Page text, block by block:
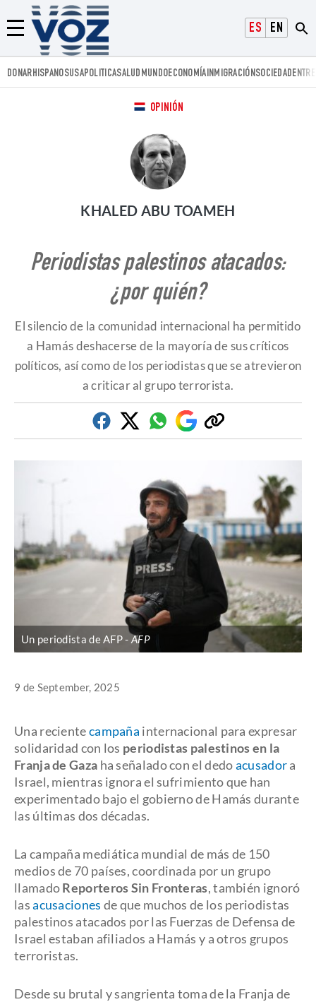
ESPAÑOLENGLISH
Menú
Voz.us
DONARHISPANOSUSAPOLITICASALUD MUNDOECONOMÍAINMIGRACIÓNSOCIEDAD
OPINIÓN
KHALED ABU TOAMEH
Periodistas palestinos atacados:
¿por quién?
El silencio de la comunidad internacional ha permitido
a Hamás deshacerse de la mayoría de sus críticos
políticos, así como de los periodistas que se atrevieron
a criticar al grupo terrorista.
FacebookTwitterWhatsapp
Google
Discover
Copiar
enlace
Un periodista de AFP AFP
9 de September, 2025
Una recientecampaña internacional para expresar
solidaridad con los periodistas palestinos en la
Franja de Gaza ha señalado con el dedoacusadora
Israel, mientras ignora el sufrimiento que han
experimentado bajo el gobierno de Hamás durante
las últimas dos décadas.
La campaña mediática mundial de más de 150
medios de 70 países, coordinada por un grupo
llamadoReporteros Sin Fronteras, también ignoró
lasacusaciones de que muchos de los periodistas
palestinos atacados por las Fuerzas de Defensa de
Israel estaban afiliados a Hamás y a otros grupos
terroristas.
Desde su brutal y sangrienta toma de la Franja de